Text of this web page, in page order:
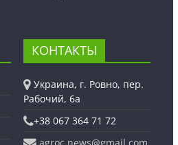
КОНТАКТЫ
Украина, г. Ровно, пер.
Рабочий, 6а
+38 067 364 71 72